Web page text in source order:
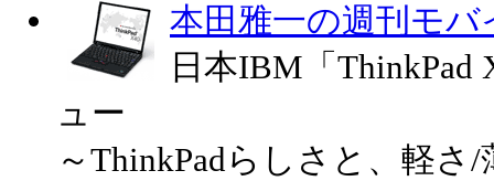
本田雅一の週刊モバ
日本IBM「
ュー
～ThinkPadらしさと、軽さ/